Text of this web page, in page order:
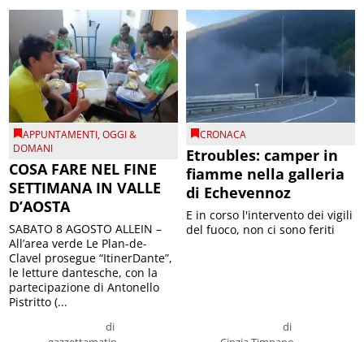
APPUNTAMENTI,OGGI &
DOMANI
COSA FARE NEL FINE
SETTIMANA IN VALLE
D’AOSTA
di
SABATO 8 AGOSTO ALLEIN –
All’area verde Le Plan-de-
Clavel prosegue “ItinerDante”,
le letture dantesche, con la
partecipazione di Antonello
Pistritto (...
CRONACA
Etroubles: camper in
fiamme nella galleria
di Echevennoz
di
E in corso l'intervento dei vigili
del fuoco, non ci sono feriti